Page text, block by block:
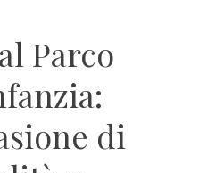
Parco
di